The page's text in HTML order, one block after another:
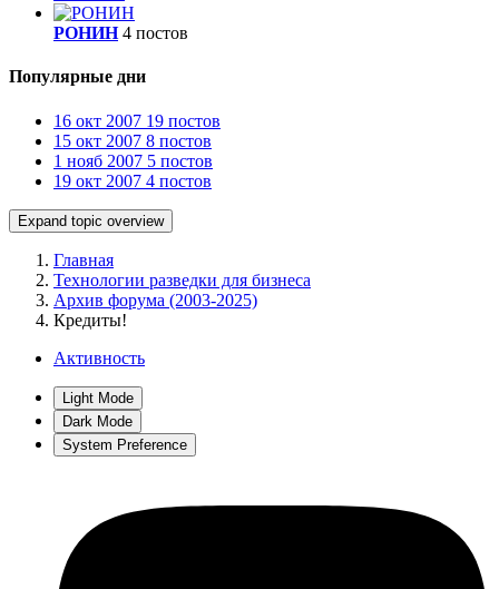
РОНИН 4 постов
Популярные дни
16 окт 2007 19 постов
15 окт 2007 8 постов
1 нояб 2007 5 постов
19 окт 2007 4 постов
Expand topic overview
Главная
Технологии разведки для бизнеса
Архив форума (2003-2025)
Кредиты!
Активность
Light Mode
Dark Mode
System Preference